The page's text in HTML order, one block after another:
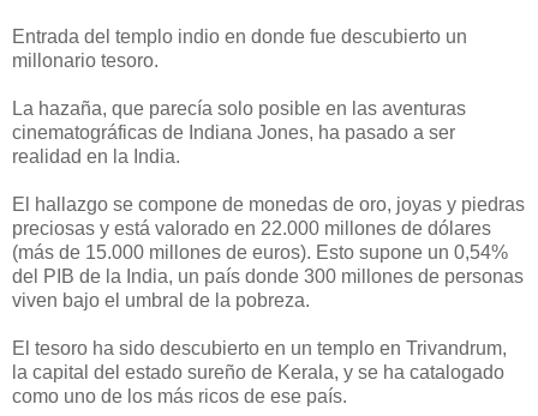
Entrada del templo indio en donde fue descubierto un
millonario tesoro.
La hazaña, que parecía solo posible en las aventuras
cinematográficas de Indiana Jones, ha pasado a ser
realidad en la India.
El hallazgo se compone de monedas de oro, joyas y piedras
preciosas y está valorado en 22.000 millones de dólares
(más de 15.000 millones de euros). Esto supone un 0,54%
del PIB de la India, un país donde 300 millones de personas
viven bajo el umbral de la pobreza.
El tesoro ha sido descubierto en un templo en Trivandrum,
la capital del estado sureño de Kerala, y se ha catalogado
como uno de los más ricos de ese país.